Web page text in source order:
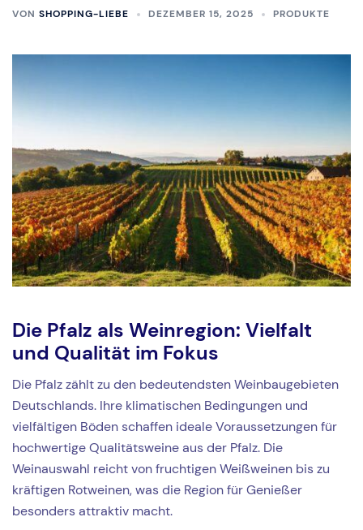
VON SHOPPING-LIEBE DEZEMBER 15, 2025 PRODUKTE
Die Pfalz als Weinregion: Vielfalt
und Qualität im Fokus
Die Pfalz zählt zu den bedeutendsten Weinbaugebieten
Deutschlands. Ihre klimatischen Bedingungen und
vielfältigen Böden schaffen ideale Voraussetzungen für
hochwertige Qualitätsweine aus der Pfalz. Die
Weinauswahl reicht von fruchtigen Weißweinen bis zu
kräftigen Rotweinen, was die Region für Genießer
besonders attraktiv macht.